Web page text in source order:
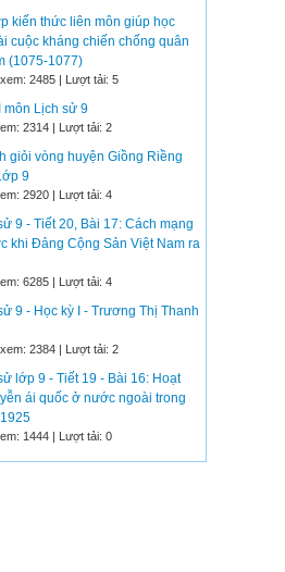
kiến thức liên môn giúp học
cuộc kháng chiến chống quân
(1075-1077)
2485 | Lượt tải: 5
môn Lịch sử 9
2314 | Lượt tải: 2
giỏi vòng huyện Giồng Riềng
9
2920 | Lượt tải: 4
9 - Tiết 20, Bài 17: Cách mạng
khi Đảng Cộng Sản Việt Nam ra
6285 | Lượt tải: 4
9 - Học kỳ I - Trương Thị Thanh
2384 | Lượt tải: 2
lớp 9 - Tiết 19 - Bài 16: Hoạt
ái quốc ở nước ngoài trong
1444 | Lượt tải: 0